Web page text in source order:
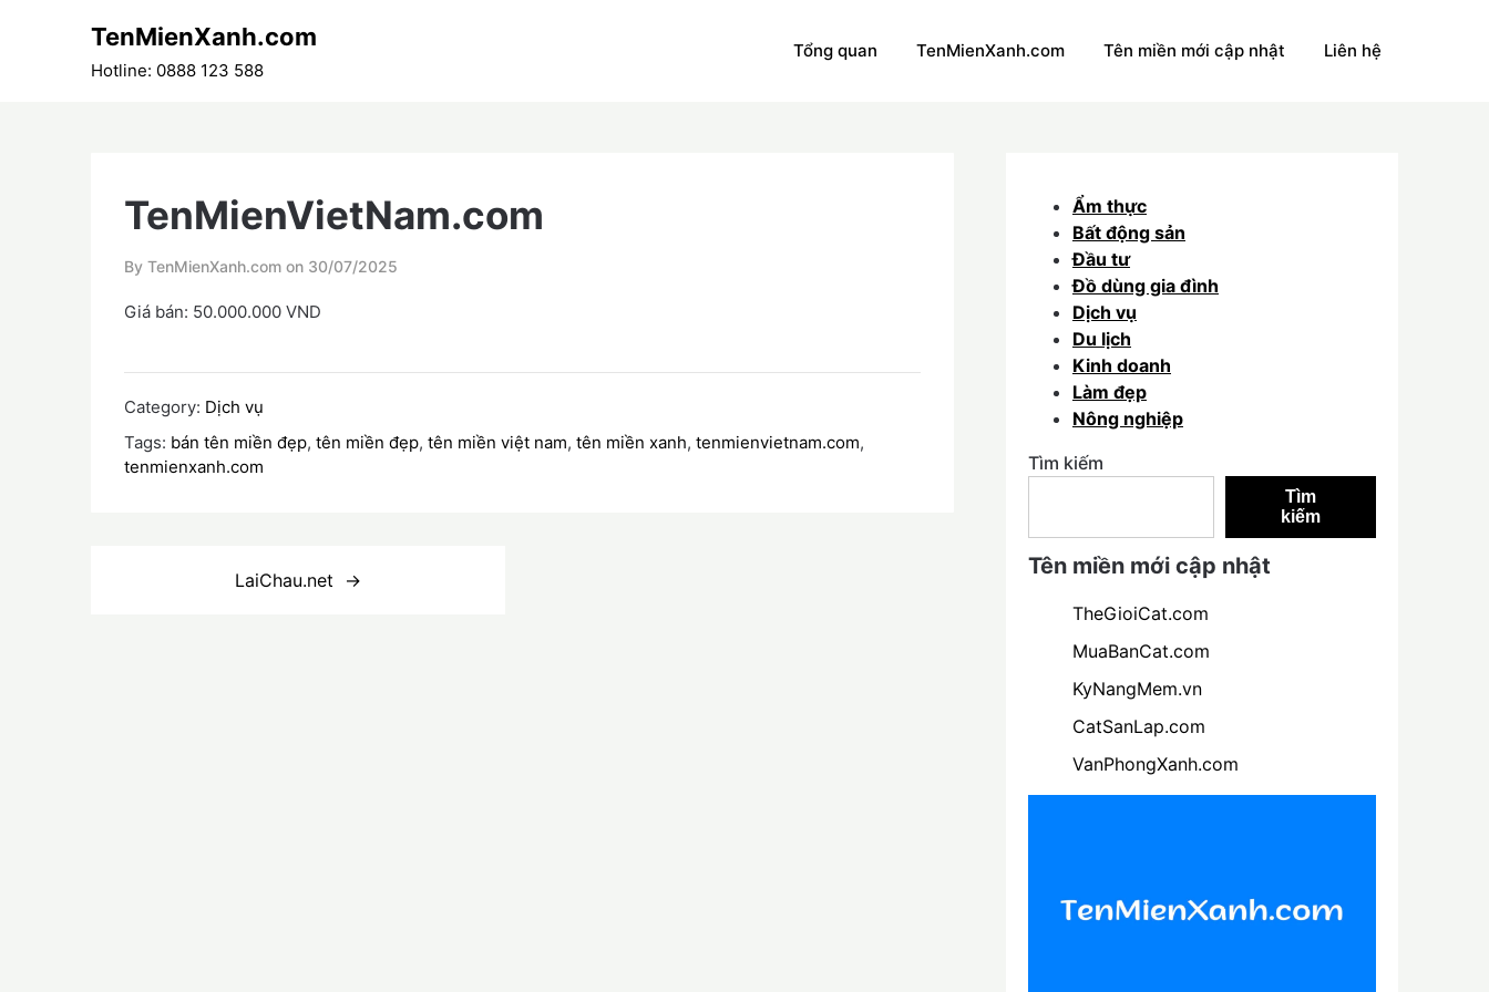
TenMienXanh.com
Hotline: 0888 123 588
Tổng quan TenMienXanh.com Tên miền mới cập nhật Liên hệ
TenMienVietNam.com
By TenMienXanh.com on 30/07/2025
Giá bán: 50.000.000 VND
Category: Dịch vụ
Tags: bán tên miền đẹp, tên miền đẹp, tên miền việt nam, tên miền xanh, tenmienvietnam.com,
tenmienxanh.com
LaiChau.net
Ẩm thực
Bất động sản
Đầu tư
Đồ dùng gia đình
Dịch vụ
Du lịch
Kinh doanh
Làm đẹp
Nông nghiệp
Tìm kiếm
Tìm
kiếm
Tên miền mới cập nhật
TheGioiCat.com
MuaBanCat.com
KyNangMem.vn
CatSanLap.com
VanPhongXanh.com